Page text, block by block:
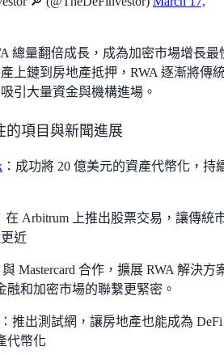
總量翻倍成長，成為加密市場增長最
上鏈到房地產抵押，RWA 逐漸將傳
引大量資金與機構進場。
的項目與新聞進展
：成功將 20 億美元的資產代幣化，持
在 Arbitrum 上推出股票交易，讓傳統
近
與 Mastercard 合作，擴展 RWA 解決方
融和加密市場的聯繫更緊密。
：推出測試網，讓房地產也能成為
代幣化